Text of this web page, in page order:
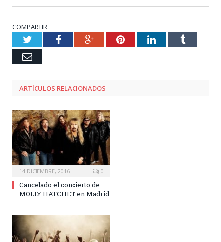
COMPARTIR
TwitterFacebookGoogle+PinterestLinkedInTumblr
Email
ARTÍCULOS RELACIONADOS
14 DICIEMBRE, 2016 0
Cancelado el concierto de
MOLLY HATCHET en Madrid